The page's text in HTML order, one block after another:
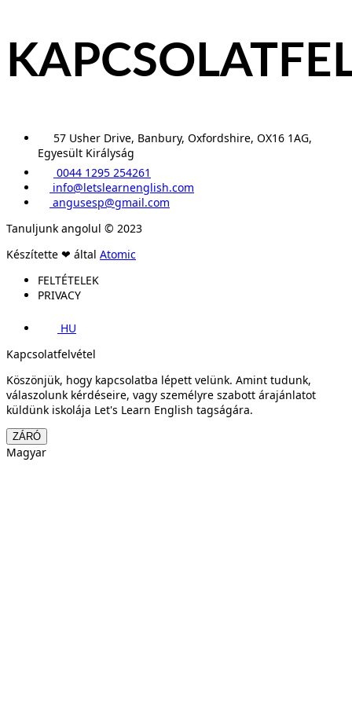
57 Usher Drive, Banbury, Oxfordshire, OX16 1AG,
Egyesült Királyság
0044 1295 254261
info@letslearnenglish.com
angusesp@gmail.com
Tanuljunk angolul © 2023
Készítette ❤ által Atomic
FELTÉTELEK
PRIVACY
HU
Kapcsolatfelvétel
Köszönjük, hogy kapcsolatba lépett velünk. Amint tudunk,
válaszolunk kérdéseire, vagy személyre szabott árajánlatot
küldünk iskolája Let's Learn English tagságára.
ZÁRÓ
Magyar